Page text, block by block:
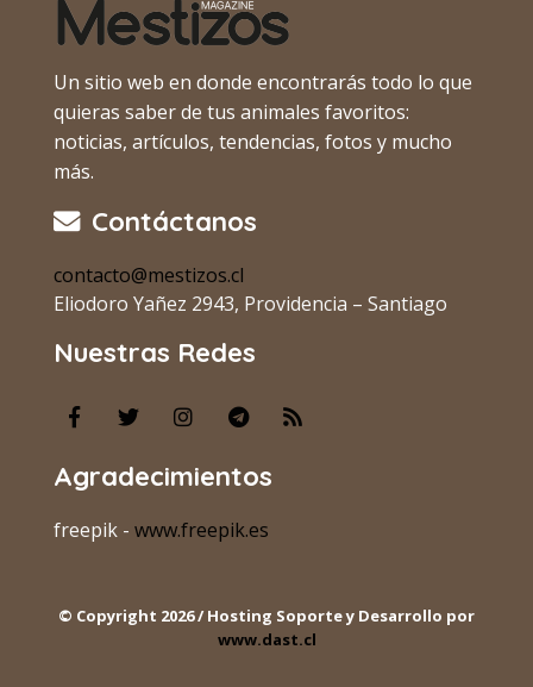
Un sitio web en donde encontrarás todo lo que
quieras saber de tus animales favoritos:
noticias, artículos, tendencias, fotos y mucho
más.
Contáctanos
contacto@mestizos.cl
Eliodoro Yañez 2943, Providencia – Santiago
Nuestras Redes
Agradecimientos
freepik - www.freepik.es
© Copyright 2026 / Hosting Soporte y Desarrollo por
www.dast.cl